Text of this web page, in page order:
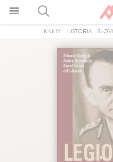
KNIHY - HISTÓRIA -